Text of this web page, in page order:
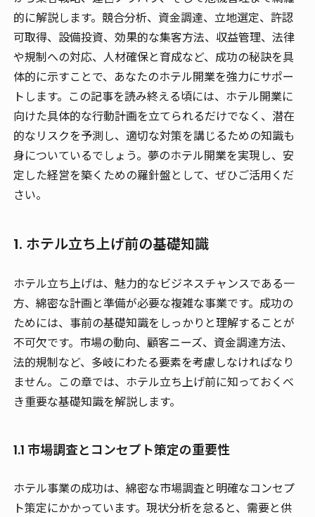
的に解説します。競合分析、資金調達、立地選定、許認
可取得、設備投資、効果的な集客方法、収益管理、法律
や規制への対応、人材確保と育成など、成功の秘訣を具
体的に示すことで、あなたのホテル開業を強力にサポー
トします。この記事を読み終える頃には、ホテル開業に
向けた具体的な行動計画を立てられるだけでなく、潜在
的なリスクを予測し、適切な対策を講じるための知識も
身についているでしょう。夢のホテル開業を実現し、安
定した経営を築くための羅針盤として、ぜひご活用くだ
さい。
1. ホテル立ち上げ前の基礎知識
ホテル立ち上げは、魅力的なビジネスチャンスである一
方、綿密な計画と準備が必要な複雑な事業です。成功の
ためには、事前の基礎知識をしっかりと理解することが
不可欠です。市場の動向、顧客ニーズ、資金調達方法、
法的規制など、多岐にわたる要素を考慮しなければなり
ません。この章では、ホテル立ち上げ前に知っておくべ
き重要な基礎知識を解説します。
1.1 市場調査とコンセプト策定の重要性
ホテル事業の成功は、綿密な市場調査と明確なコンセプ
ト策定にかかっています。現状分析を怠ると、需要と供